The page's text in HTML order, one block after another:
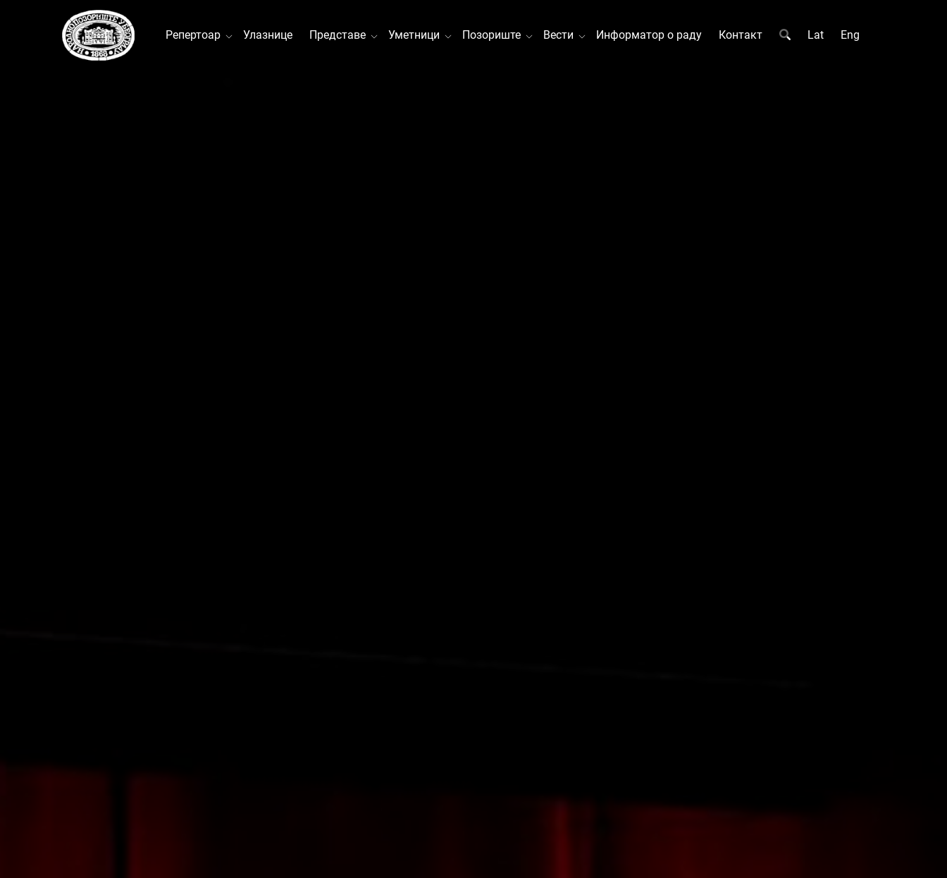
Репертоар Улазнице Представе Уметници Позориште Вести Информатор о раду Контакт Lat Eng